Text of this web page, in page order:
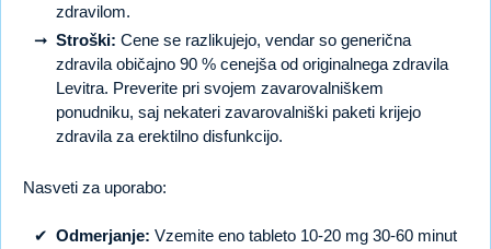
zdravilom.
Stroški: Cene se razlikujejo, vendar so generična
zdravila običajno 90 % cenejša od originalnega zdravila
Levitra. Preverite pri svojem zavarovalniškem
ponudniku, saj nekateri zavarovalniški paketi krijejo
zdravila za erektilno disfunkcijo.
Nasveti za uporabo:
Odmerjanje: Vzemite eno tableto 10-20 mg 30-60 minut